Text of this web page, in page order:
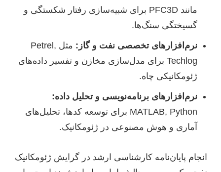
مانند PFC3D برای شبیه‌سازی رفتار شکستگی و
گسیختگی سنگ‌ها.
نرم‌افزارهای تخصصی نفت و گاز:
مثل Petrel,
Techlog برای مدل‌سازی مخازن و تفسیر داده‌های
ژئومکانیکی چاه.
نرم‌افزارهای برنامه‌نویسی و تحلیل داده:
MATLAB, Python برای توسعه کدها، تحلیل‌های
آماری و هوش مصنوعی در ژئومکانیک.
انجام پایان‌نامه کارشناسی ارشد در گرایش ژئومکانیک